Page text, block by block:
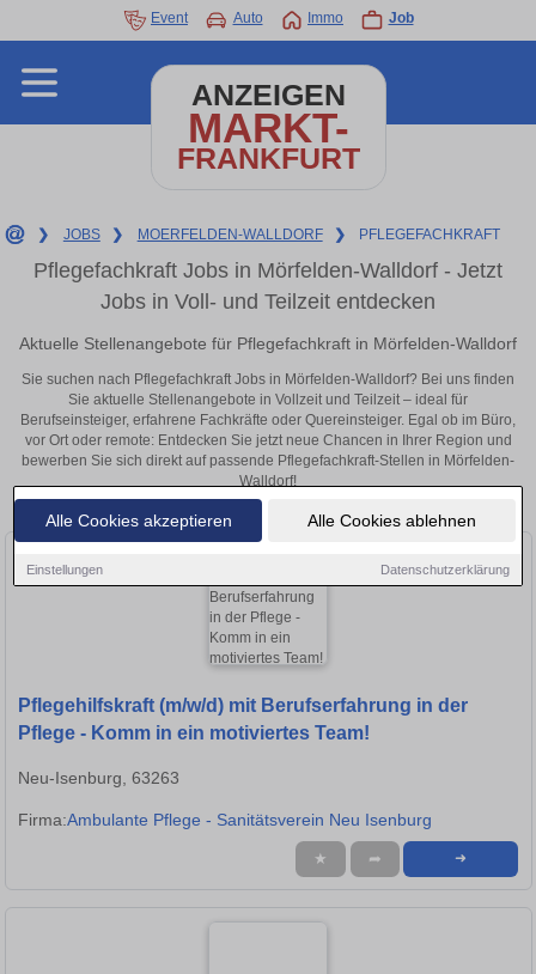
Alle Cookies akzeptieren Alle Cookies ablehnen
Einstellungen Datenschutzerklärung
Event Auto Immo Job
ANZEIGEN
MARKT-
FRANKFURT
❯ JOBS ❯ MOERFELDEN-WALLDORF ❯ PFLEGEFACHKRAFT
Pflegefachkraft Jobs in Mörfelden-Walldorf - Jetzt
Jobs in Voll- und Teilzeit entdecken
Aktuelle Stellenangebote für Pflegefachkraft in Mörfelden-Walldorf
Sie suchen nach Pflegefachkraft Jobs in Mörfelden-Walldorf? Bei uns finden
Sie aktuelle Stellenangebote in Vollzeit und Teilzeit – ideal für
Berufseinsteiger, erfahrene Fachkräfte oder Quereinsteiger. Egal ob im Büro,
vor Ort oder remote: Entdecken Sie jetzt neue Chancen in Ihrer Region und
bewerben Sie sich direkt auf passende Pflegefachkraft-Stellen in Mörfelden-
Walldorf!
Pflegehilfskraft (m/w/d) mit Berufserfahrung in der
Pflege - Komm in ein motiviertes Team!
Neu-Isenburg, 63263
Firma:Ambulante Pflege - Sanitätsverein Neu Isenburg
★ ➦ ➜